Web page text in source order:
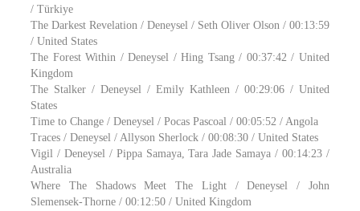
/ Türkiye
The Darkest Revelation / Deneysel / Seth Oliver Olson / 00:13:59
/ United States
The Forest Within / Deneysel / Hing Tsang / 00:37:42 / United
Kingdom
The Stalker / Deneysel / Emily Kathleen / 00:29:06 / United
States
Time to Change / Deneysel / Pocas Pascoal / 00:05:52 / Angola
Traces / Deneysel / Allyson Sherlock / 00:08:30 / United States
Vigil / Deneysel / Pippa Samaya, Tara Jade Samaya / 00:14:23 /
Australia
Where The Shadows Meet The Light / Deneysel / John
Slemensek-Thorne / 00:12:50 / United Kingdom